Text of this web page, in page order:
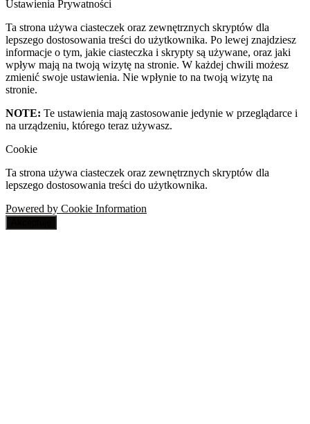
Ustawienia Prywatności
Ta strona używa ciasteczek oraz zewnętrznych skryptów dla
lepszego dostosowania treści do użytkownika. Po lewej znajdziesz
informacje o tym, jakie ciasteczka i skrypty są używane, oraz jaki
wpływ mają na twoją wizytę na stronie. W każdej chwili możesz
zmienić swoje ustawienia. Nie wpłynie to na twoją wizytę na
stronie.
NOTE: Te ustawienia mają zastosowanie jedynie w przeglądarce i
na urządzeniu, którego teraz używasz.
Cookie
Ta strona używa ciasteczek oraz zewnętrznych skryptów dla
lepszego dostosowania treści do użytkownika.
Powered by Cookie Information